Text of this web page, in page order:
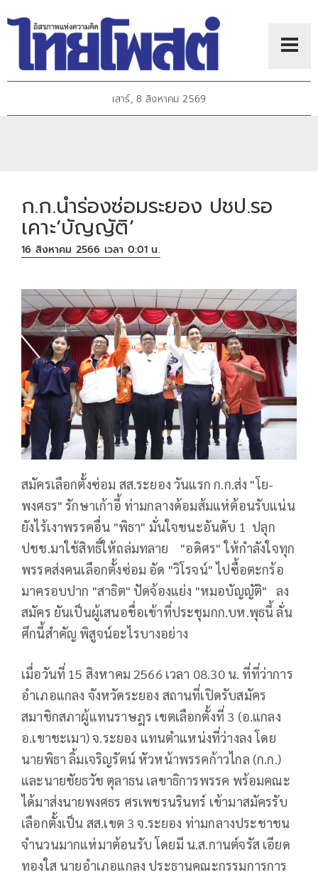
เสาร์, 8 สิงหาคม 2569
ก.ก.นำร่องซ่อมระยอง ปชป.รอ
เคาะ‘บัญญัติ’
16 สิงหาคม 2566 เวลา 0:01 น.
สมัครเลือกตั้งซ่อม สส.ระยอง วันแรก ก.ก.ส่ง "โย-
พงศธร" รักษาเก้าอี้ ท่ามกลางด้อมส้มแห่ต้อนรับแน่น
ยังไร้เงาพรรคอื่น "พิธา" มั่นใจชนะอันดับ 1 ปลุก
ปชช.มาใช้สิทธิ์ให้ถล่มทลาย "อดิศร" ให้กำลังใจทุก
พรรคส่งคนเลือกตั้งซ่อม อัด "วิโรจน์" ไปซื้อตะกร้อ
มาครอบปาก "สาธิต" ปัดจ้องแย่ง "หมอบัญญัติ" ลง
สมัคร ยันเป็นผู้เสนอชื่อเข้าที่ประชุมกก.บห.พุธนี้ ลั่น
ศึกนี้สำคัญ พิสูจน์อะไรบางอย่าง
เมื่อวันที่ 15 สิงหาคม 2566 เวลา 08.30 น. ที่ที่ว่าการ
อำเภอแกลง จังหวัดระยอง สถานที่เปิดรับสมัคร
สมาชิกสภาผู้แทนราษฎร เขตเลือกตั้งที่ 3 (อ.แกลง
อ.เขาชะเมา) จ.ระยอง แทนตำแหน่งที่ว่างลง โดย
นายพิธา ลิ้มเจริญรัตน์ หัวหน้าพรรคก้าวไกล (ก.ก.)
และนายชัยธวัช ตุลาธน เลขาธิการพรรค พร้อมคณะ
ได้มาส่งนายพงศธร ศรเพชรนรินทร์ เข้ามาสมัครรับ
เลือกตั้งเป็น สส.เขต 3 จ.ระยอง ท่ามกลางประชาชน
จำนวนมากแห่มาต้อนรับ โดยมี น.ส.กานต์จรัส เอียด
ทองใส นายอำเภอแกลง ประธานคณะกรรมการการ